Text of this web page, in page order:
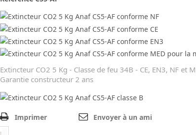
Extincteur CO2 5 Kg - Classe de feu 34B - CE, EN3, NF et
Garantie constructeur 2 ans
Imprimer Envoyer à un ami